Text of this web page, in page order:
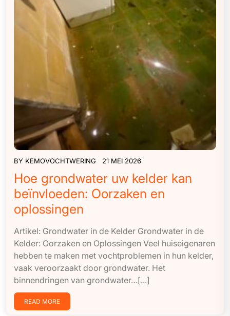
BY KEMOVOCHTWERING 21 MEI 2026
Hoe grondwater uw kelder kan
beïnvloeden: Oorzaken en
oplossingen
Artikel: Grondwater in de Kelder Grondwater in de
Kelder: Oorzaken en Oplossingen Veel huiseigenaren
hebben te maken met vochtproblemen in hun kelder,
vaak veroorzaakt door grondwater. Het
binnendringen van grondwater…[...]
READ MORE